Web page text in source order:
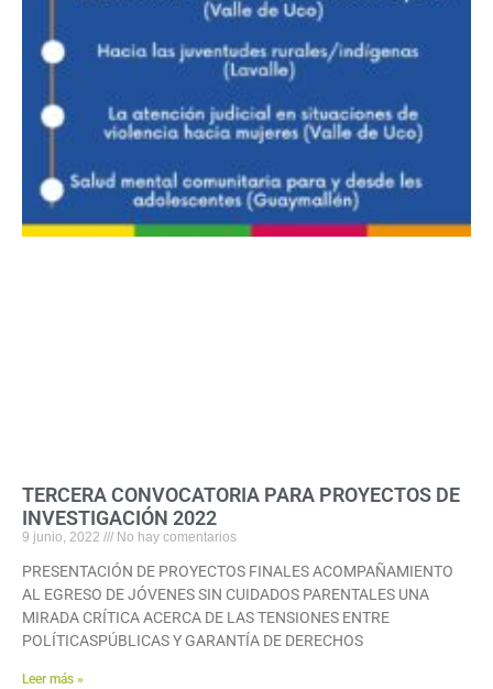
TERCERA CONVOCATORIA PARA PROYECTOS DE
INVESTIGACIÓN 2022
9 junio, 2022 No hay comentarios
PRESENTACIÓN DE PROYECTOS FINALES ACOMPAÑAMIENTO
AL EGRESO DE JÓVENES SIN CUIDADOS PARENTALES UNA
MIRADA CRÍTICA ACERCA DE LAS TENSIONES ENTRE
POLÍTICASPÚBLICAS Y GARANTÍA DE DERECHOS
Leer más »